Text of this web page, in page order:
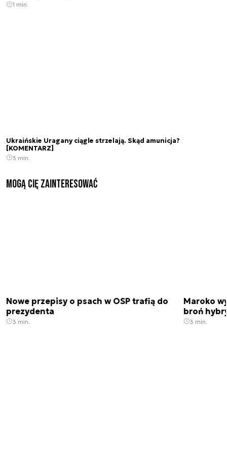
1 min.
Ukraińskie Uragany ciągle strzelają. Skąd amunicja?
[KOMENTARZ]
3 min.
Mogą Cię zainteresować
Nowe przepisy o psach w OSP trafią do
prezydenta
3 min.
Maroko
broń
3 min.